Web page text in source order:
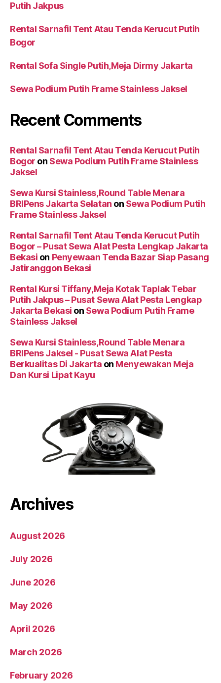
Putih Jakpus
Rental Sarnafil Tent Atau Tenda Kerucut Putih
Bogor
Rental Sofa Single Putih,Meja Dirmy Jakarta
Sewa Podium Putih Frame Stainless Jaksel
Recent Comments
Rental Sarnafil Tent Atau Tenda Kerucut Putih
Bogor on Sewa Podium Putih Frame Stainless
Jaksel
Sewa Kursi Stainless,Round Table Menara
BRIPens Jakarta Selatan on Sewa Podium Putih
Frame Stainless Jaksel
Rental Sarnafil Tent Atau Tenda Kerucut Putih
Bogor – Pusat Sewa Alat Pesta Lengkap Jakarta
Bekasi on Penyewaan Tenda Bazar Siap Pasang
Jatiranggon Bekasi
Rental Kursi Tiffany,Meja Kotak Taplak Tebar
Putih Jakpus – Pusat Sewa Alat Pesta Lengkap
Jakarta Bekasi on Sewa Podium Putih Frame
Stainless Jaksel
Sewa Kursi Stainless,Round Table Menara
BRIPens Jaksel - Pusat Sewa Alat Pesta
Berkualitas Di Jakarta on Menyewakan Meja
Dan Kursi Lipat Kayu
Archives
August 2026
July 2026
June 2026
May 2026
April 2026
March 2026
February 2026